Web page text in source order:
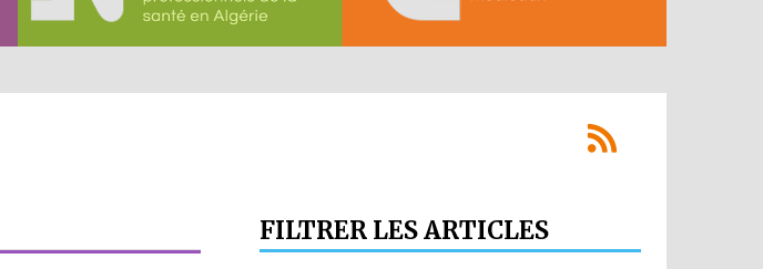
FILTRER LES ARTICLES